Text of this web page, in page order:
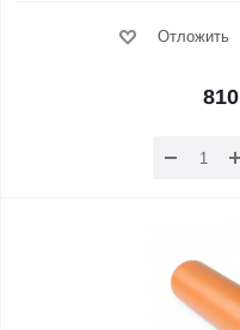
Отложить
810